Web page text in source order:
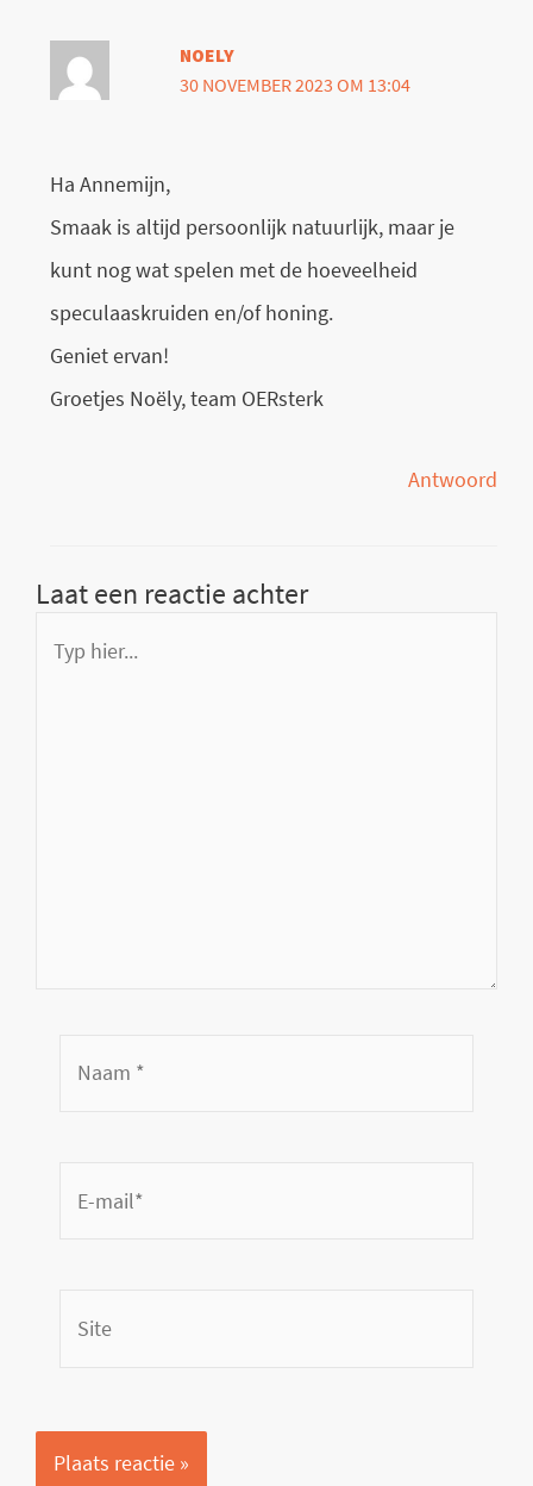
NOELY
30 NOVEMBER 2023 OM 13:04
Ha Annemijn,
Smaak is altijd persoonlijk natuurlijk, maar je
kunt nog wat spelen met de hoeveelheid
speculaaskruiden en/of honing.
Geniet ervan!
Groetjes Noëly, team OERsterk
Antwoord
Laat een reactie achter